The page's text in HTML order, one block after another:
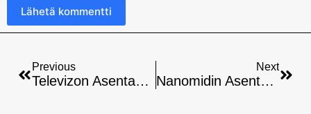
Lähetä kommentti
Previous
Televizon Asentaminen Nvidia Shieldiin: Ohjeet
Next
Nanomidin Asentaminen Nvidia Shieldiin: Täydellinen Opas